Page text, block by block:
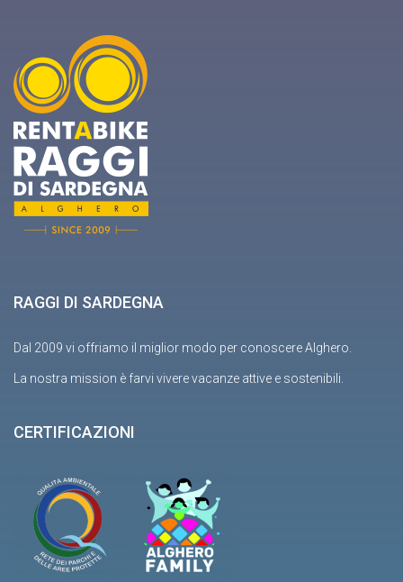
RAGGI DI SARDEGNA
Dal 2009 vi offriamo il miglior modo per conoscere Alghero.
La nostra mission è farvi vivere vacanze attive e sostenibili.
CERTIFICAZIONI